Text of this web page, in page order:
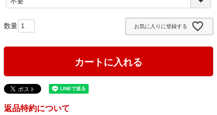
必
お気に入りに登録する
カートに入れる
返品特約について